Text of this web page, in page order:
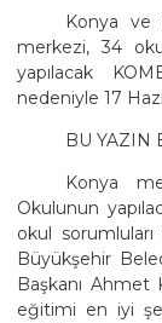
Konya ve
merkezi, 34
yapılacak
nedeniyle 17
BU YAZIN
Konya
Okulunun
okul
Büyükşehir
Başkanı Ahmet
eğitimi en iyi